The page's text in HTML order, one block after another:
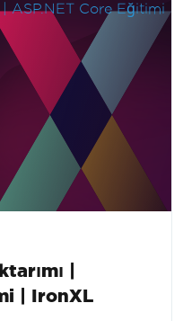
|
| IronXL